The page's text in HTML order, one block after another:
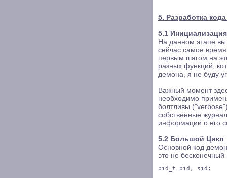
5. Разработка
5.1 Инициализация
На данном этапе
сейчас самое
первым шагом на
разных функций,
демона, я не буду
Важный момент
необходимо
болтливы
собственные
информации о его
5.2 Большой Цикл
Основной код
это не бесконечный
pid_t pid, sid;